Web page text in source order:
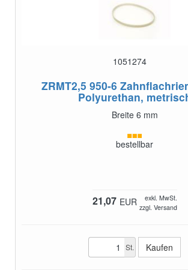
1051274
ZRMT2,5 950-6
Polyurethan,
Breite 6 mm
bestellbar
21,07 EUR
exkl. MwSt.
zzgl. Versand
St.